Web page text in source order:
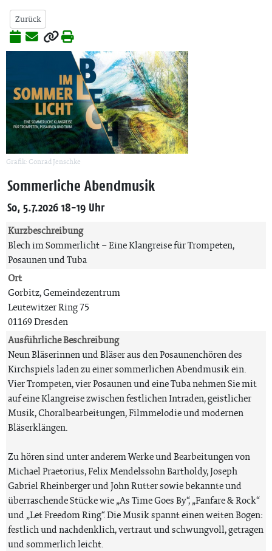
Zurück
Grafik: Conrad Jenschke
Sommerliche Abendmusik
So, 5.7.2026 18-19 Uhr
Kurzbeschreibung
Blech im Sommerlicht – Eine Klangreise für Trompeten,
Posaunen und Tuba
Ort
Gorbitz, Gemeindezentrum
Leutewitzer Ring 75
01169 Dresden
Ausführliche Beschreibung
Neun Bläserinnen und Bläser aus den Posaunenchören des
Kirchspiels laden zu einer sommerlichen Abendmusik ein.
Vier Trompeten, vier Posaunen und eine Tuba nehmen Sie mit
auf eine Klangreise zwischen festlichen Intraden, geistlicher
Musik, Choralbearbeitungen, Filmmelodie und modernen
Bläserklängen.
Zu hören sind unter anderem Werke und Bearbeitungen von
Michael Praetorius, Felix Mendelssohn Bartholdy, Joseph
Gabriel Rheinberger und John Rutter sowie bekannte und
überraschende Stücke wie „As Time Goes By“, „Fanfare & Rock“
und „Let Freedom Ring“. Die Musik spannt einen weiten Bogen:
festlich und nachdenklich, vertraut und schwungvoll, getragen
und sommerlich leicht.